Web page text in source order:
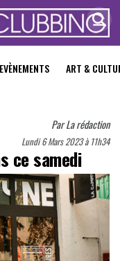
EVÈNEMENTS ART &
ParLa rédaction
Lundi 6 Mars 2023 à 11h34
ce samedi